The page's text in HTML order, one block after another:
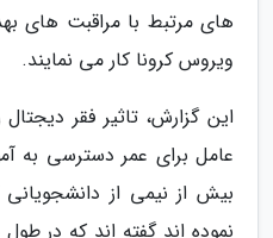
های مرتبط با مراقبت های
ویروس کرونا کار می نمایند.
این گزارش، تاثیر فقر
عامل برای عمر دسترسی به
بیش از نیمی از
نموده اند گفته اند که در طول